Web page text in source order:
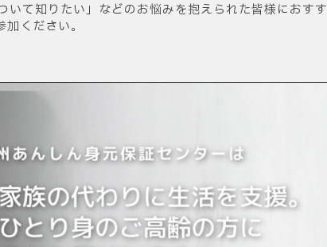
いて知りたい」などのお悩みを抱えられた皆様におすす
ください。